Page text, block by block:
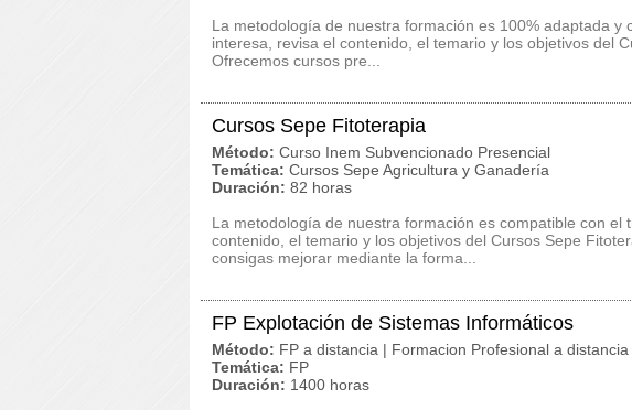
La metodología de nuestra formación es 100% adaptada y
interesa, revisa el contenido, el temario y los objetivos del
Ofrecemos cursos pre...
Cursos Sepe Fitoterapia
Método: Curso Inem Subvencionado Presencial
Temática: Cursos Sepe Agricultura y Ganadería
Duración: 82 horas
La metodología de nuestra formación es compatible con el
contenido, el temario y los objetivos del Cursos Sepe
consigas mejorar mediante la forma...
FP Explotación de Sistemas Informáticos
Método: FP a distancia | Formacion Profesional a
Temática: FP
Duración: 1400 horas